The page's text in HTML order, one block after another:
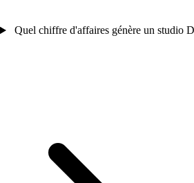
Quel chiffre d'affaires génère un studio